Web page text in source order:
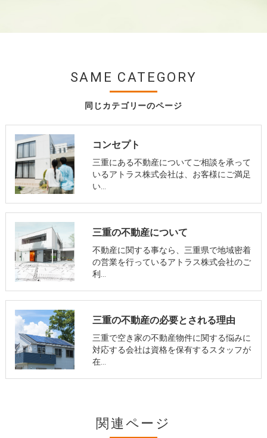
同じカテゴリーのページ
SAME CATEGORY
コンセプト
三重にある不動産についてご相談を承って
いるアトラス株式会社は、お客様にご満足
い…
三重の不動産について
不動産に関する事なら、三重県で地域密着
の営業を行っているアトラス株式会社のご
利…
三重の不動産の必要とされる理由
三重で空き家の不動産物件に関する悩みに
対応する会社は資格を保有するスタッフが
在…
関連ページ